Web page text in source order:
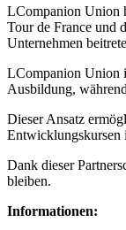
LCompanion Union
Tour de France und
Unternehmen
LCompanion Union
Ausbildung,
Dieser Ansatz
Entwicklungskursen
Dank dieser
bleiben.
Informationen: